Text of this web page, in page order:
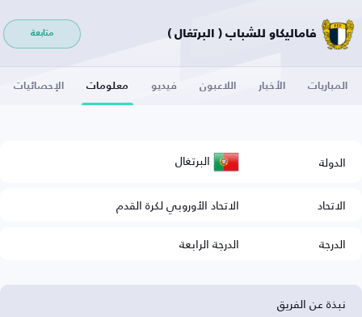
فاماليكاو للشباب ( البرتغال ) متابعة
المباريات الأخبار اللاعبون فيديو معلومات الإحصائيات
الدولة البرتغال
الاتحاد
الاتحاد الأوروبي لكرة القدم
الدرجة
الدرجة الرابعة
نبذة عن الفريق